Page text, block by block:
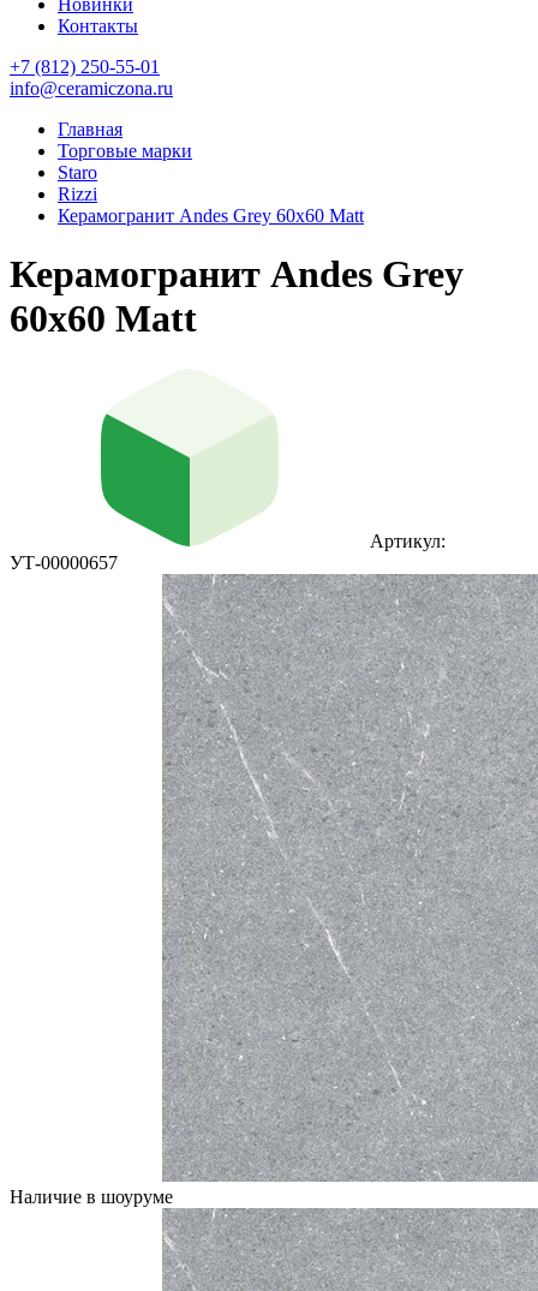
Новинки
Контакты
+7 (812) 250-55-01
info@ceramiczona.ru
Главная
Торговые марки
Staro
Rizzi
Керамогранит Andes Grey 60х60 Matt
Керамогранит Andes Grey
60х60 Matt
Артикул:
УТ-00000657
Наличие в шоуруме